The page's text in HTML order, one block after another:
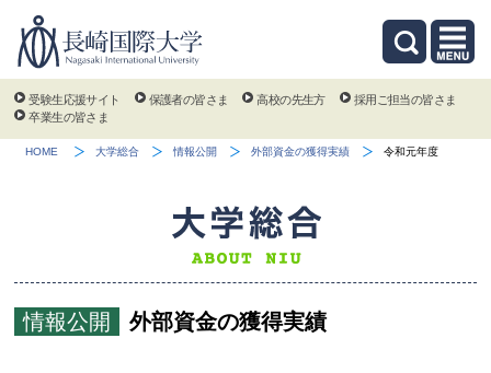
受験生応援サイト 保護者の皆さま 高校の先生方
採用ご担当の皆さま
卒業生の皆さま
HOME 大学総合 情報公開 外部資金の獲得実績 令和元年度
情報公開 外部資金の獲得実績